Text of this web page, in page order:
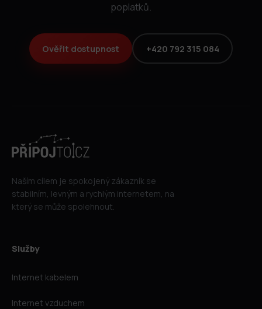
poplatků.
Ověřit dostupnost +420 792 315 084
Naším cílem je spokojený zákazník se
stabilním, levným a rychlým internetem, na
který se může spolehnout.
Služby
Internet kabelem
Internet vzduchem